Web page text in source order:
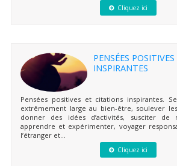
Cliquez ici
PENSÉES
INSPIRANTES
Pensées positives et citations inspirantes.
extrêmement large au bien-être, soulever
donner des idées d’activités, susciter de
apprendre et expérimenter, voyager
l’étranger et...
Cliquez ici